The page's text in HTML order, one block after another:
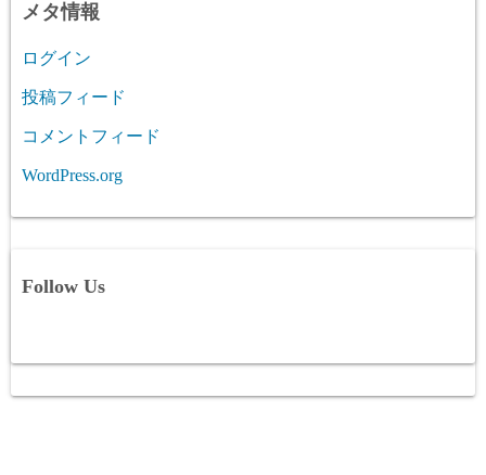
メタ情報
ログイン
投稿フィード
コメントフィード
WordPress.org
Follow Us